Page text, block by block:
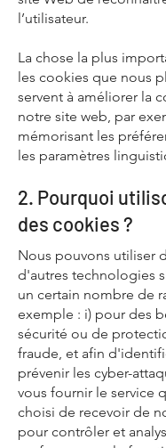
l’utilisateur.
La chose la plus
les cookies que nous
servent à améliorer la
notre site web, par
mémorisant les
les paramètres
2. Pourquoi
des cookies ?
Nous pouvons utiliser
d'autres technologies
un certain nombre de
exemple : i) pour des
sécurité ou de
fraude, et afin
prévenir les cyber-
vous fournir le service
choisi de recevoir de
pour contrôler et